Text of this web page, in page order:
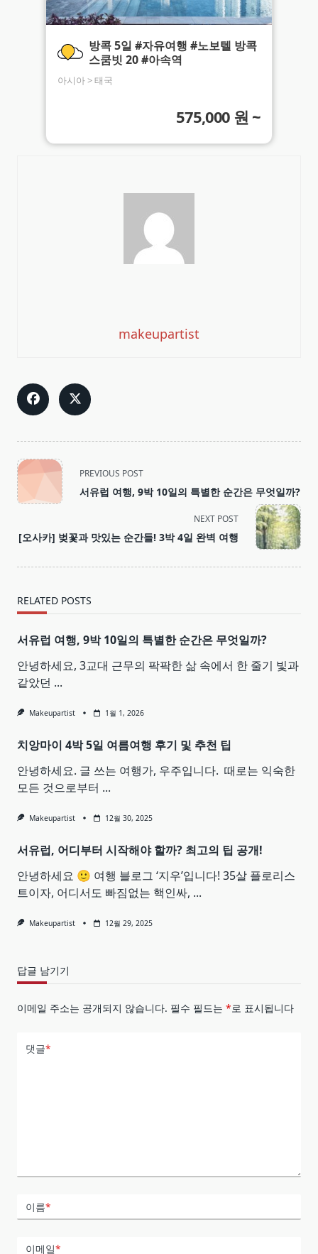
makeupartist
<span
class="nav-
subtitle
reader-
PREVIOUS POST
서유럽 여행, 9박 10일의 특별한 순간은 무엇일까?
NEXT POST
[오사카] 벚꽃과 맛있는 순간들! 3박 4일 완벽 여행
RELATED POSTS
서유럽 여행, 9박 10일의 특별한 순간은 무엇일까?
안녕하세요, 3교대 근무의 팍팍한 삶 속에서 한 줄기 빛과
같았던 ...
Makeupartist 1월 1, 2026
치앙마이 4박 5일 여름여행 후기 및 추천 팁
안녕하세요. 글 쓰는 여행가, 우주입니다. ​ 때로는 익숙한
모든 것으로부터 ...
Makeupartist 12월 30, 2025
서유럽, 어디부터 시작해야 할까? 최고의 팁 공개!
안녕하세요 🙂 여행 블로그 ‘지우’입니다! 35살 플로리스
트이자, 어디서도 빠짐없는 핵인싸, ...
Makeupartist 12월 29, 2025
답글 남기기
이메일 주소는 공개되지 않습니다. 필수 필드는 *로 표시됩니다
댓글*
이름*
이메일*